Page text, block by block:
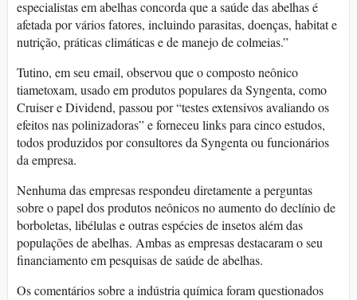
especialistas em abelhas concorda que a saúde das abelhas é
afetada por vários fatores, incluindo parasitas, doenças, habitat e
nutrição, práticas climáticas e de manejo de colmeias.”
Tutino, em seu email, observou que o composto neônico
tiametoxam, usado em produtos populares da Syngenta, como
Cruiser e Dividend, passou por “testes extensivos avaliando os
efeitos nas polinizadoras” e forneceu links para cinco estudos,
todos produzidos por consultores da Syngenta ou funcionários
da empresa.
Nenhuma das empresas respondeu diretamente a perguntas
sobre o papel dos produtos neônicos no aumento do declínio de
borboletas, libélulas e outras espécies de insetos além das
populações de abelhas. Ambas as empresas destacaram o seu
financiamento em pesquisas de saúde de abelhas.
Os comentários sobre a indústria química foram questionados